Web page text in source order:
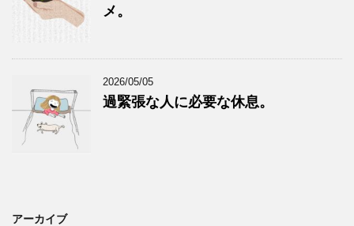
メ。
2026/05/05
過緊張な人に必要な休息。
アーカイブ